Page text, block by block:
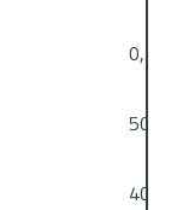
0,55
500